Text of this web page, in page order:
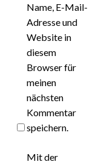
Name, E-Mail-
Adresse und
Website in
diesem
Browser für
meinen
nächsten
Kommentar
speichern.
Mit der